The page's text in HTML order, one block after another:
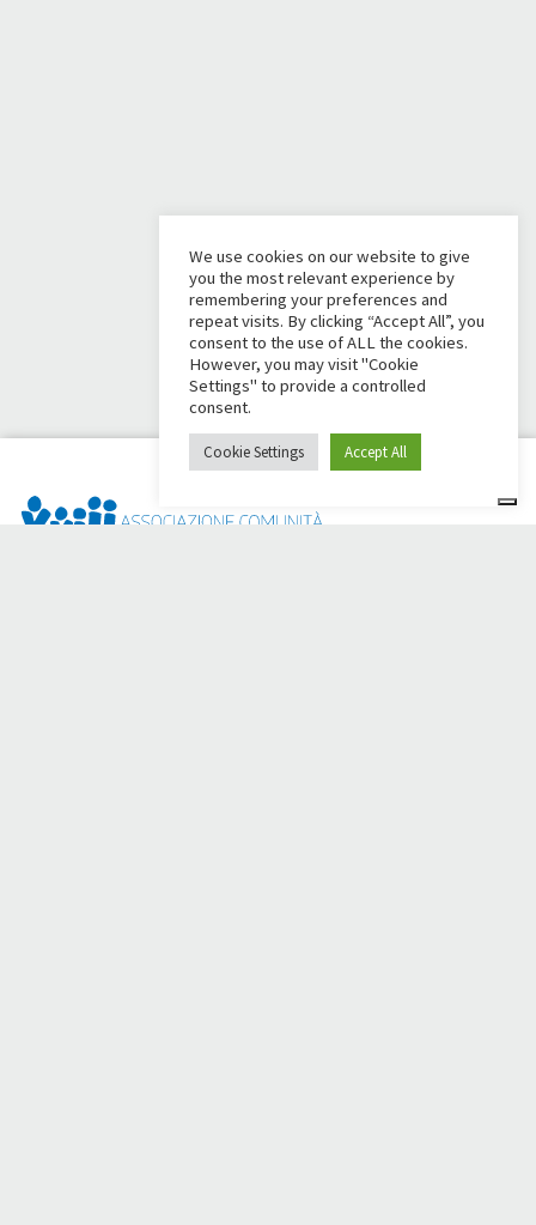
We use cookies on our website to give
you the most relevant experience by
remembering your preferences and
repeat visits. By clicking “Accept All”, you
consent to the use of ALL the cookies.
However, you may visit "Cookie
Settings" to provide a controlled
consent.
Cookie Settings Accept All